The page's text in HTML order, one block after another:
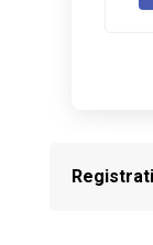
Registrati